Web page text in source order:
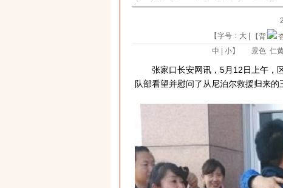
【字号： 大
中
小】
【背
景色
张家口长安网讯，5月12日上午，区
队部看望并慰问了从尼泊尔救援归来的